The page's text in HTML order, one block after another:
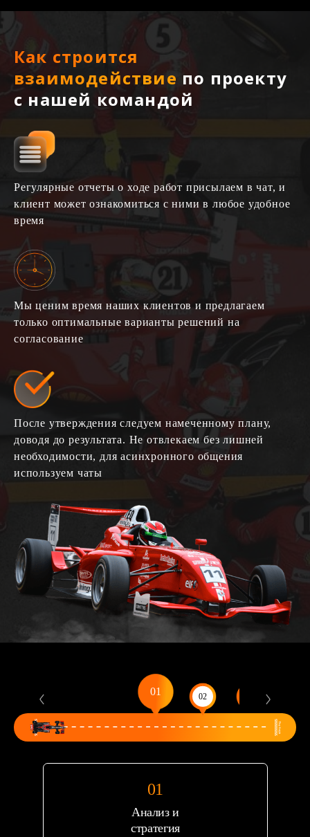
Как строится
взаимодействие по проекту
с нашей командой
Регулярные отчеты о ходе работ присылаем в чат, и
клиент может ознакомиться с ними в любое удобное
время
Мы ценим время наших клиентов и предлагаем
только оптимальные варианты решений на
согласование
После утверждения следуем намеченному плану,
доводя до результата. Не отвлекаем без лишней
необходимости, для асинхронного общения
используем чаты
Анализ и
стратегия